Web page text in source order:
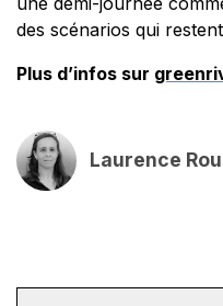
des scénarios qui
Plus d’infos sur
Laurence